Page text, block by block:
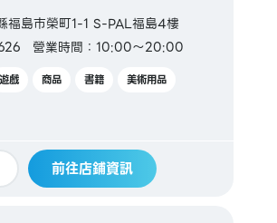
島市榮町1-1 S-PAL福島4樓
營業時間：10:00～20:00
遊戲 商品 書籍
美術用品
前往店鋪資訊